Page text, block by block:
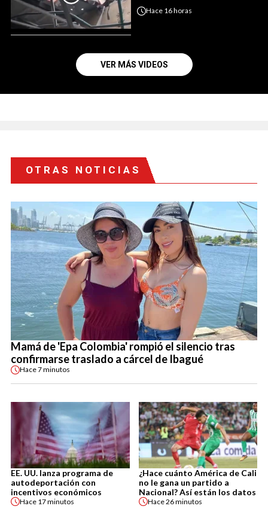
Hace 16 horas
VER MÁS VIDEOS
OTRAS NOTICIAS
Mamá de 'Epa Colombia' rompió el silencio tras
confirmarse traslado a cárcel de Ibagué
Hace7 minutos
EE. UU. lanza programa de
autodeportación con
incentivos económicos
Hace 17 minutos
¿Hace cuánto América de Cali
no le gana un partido a
Nacional? Así están los datos
Hace26 minutos